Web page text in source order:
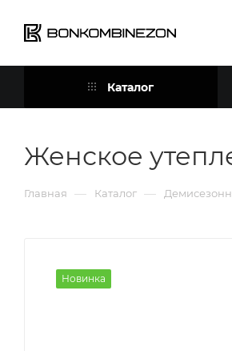
Каталог
Женское
Главная — Каталог —
Новинка